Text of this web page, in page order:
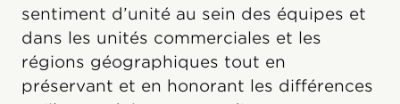
sentiment d’unité au sein des équipes et
dans les unités commerciales et les
régions géographiques tout en
préservant et en honorant les différences